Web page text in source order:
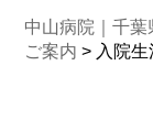
中山病院｜千
ご案内 > 入院